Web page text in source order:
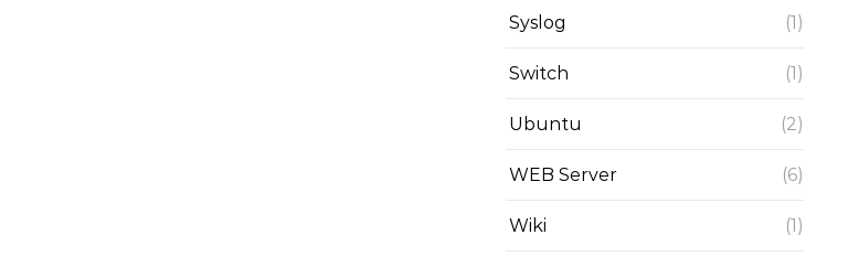
Syslog (1)
Switch (1)
Ubuntu (2)
WEB Server (6)
Wiki (1)